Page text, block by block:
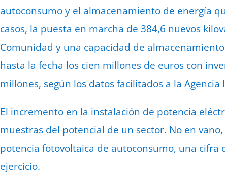
autoconsumo y el almacenamiento de energía
casos, la puesta en marcha de 384,6 nuevos
Comunidad y una capacidad de
hasta la fecha los cien millones de euros con
millones, según los datos facilitados a la Agencia
El incremento en la instalación de potencia
muestras del potencial de un sector. No en
potencia fotovoltaica de autoconsumo, una
ejercicio.